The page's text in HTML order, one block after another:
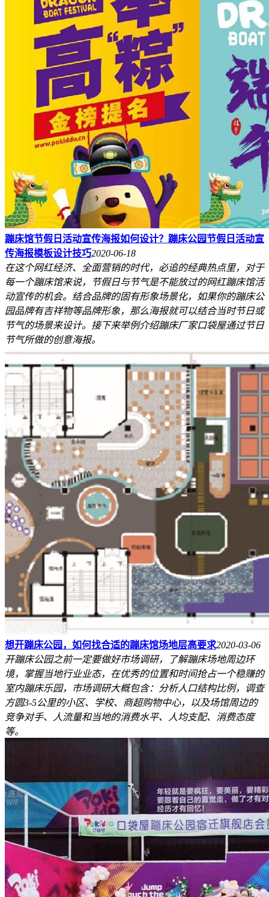
蹦床馆节假日活动宣传海报如何设计？蹦床公园节假日活动宣
传海报模板设计技巧2020-06-18
在这个网红经济、全面营销的时代，必追的经典热点里，对于
每一个蹦床馆来说，节假日与节气是不能放过的网红蹦床馆活
动宣传的机会。结合品牌的固有形象场景化，如果你的蹦床公
园品牌有吉祥物等品牌形象，那么海报就可以结合当时节日或
节气的场景来设计。接下来举例介绍蹦床厂家口袋屋通过节日
节气所做的创意海报。
想开蹦床公园，如何找合适的蹦床馆场地层高要求2020-03-06
开蹦床公园之前一定要做好市场调研，了解蹦床场地周边环
境，掌握当地行业业态，在优秀的位置和时间抢占一个稳赚的
室内蹦床乐园，市场调研大概包含：分析人口结构比例，调查
方圆3-5公里的小区、学校、商超购物中心，以及场馆周边的
竞争对手、人流量和当地的消费水平、人均支配、消费态度
等。